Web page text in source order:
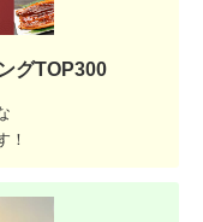
グTOP300
！